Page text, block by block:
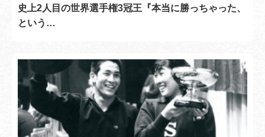
史上2人目の世界選手権3冠王『本当に勝っちゃった、
という…